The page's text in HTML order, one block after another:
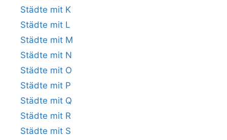
Städte mit K
Städte mit L
Städte mit M
Städte mit N
Städte mit O
Städte mit P
Städte mit Q
Städte mit R
Städte mit S